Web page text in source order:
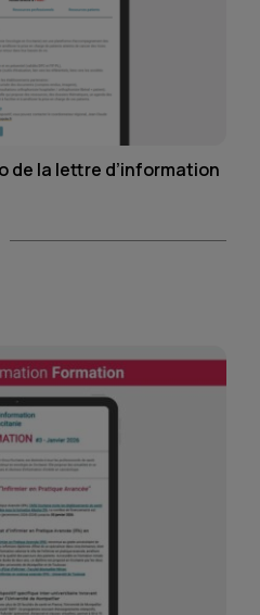
de la lettre d’information